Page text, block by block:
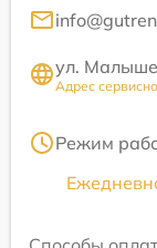
ул.
Адрес
Режим